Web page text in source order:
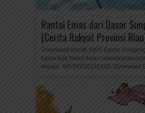
Rantai Emas dari Dasar
(Cerita Rakyat Provinsi
Download ebook 1001 Cerita
karya Kak Nurul Ihsan
donasi. WA 08156148165. Download